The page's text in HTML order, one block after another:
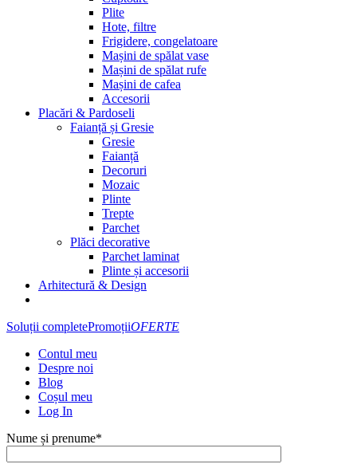
Plite
Hote, filtre
Frigidere, congelatoare
Mașini de spălat vase
Mașini de spălat rufe
Mașini de cafea
Accesorii
Placări & Pardoseli
Faianță și Gresie
Gresie
Faianță
Decoruri
Mozaic
Plinte
Trepte
Parchet
Plăci decorative
Parchet laminat
Plinte și accesorii
Arhitectură & Design
Soluții completePromoțiiOFERTE
Contul meu
Despre noi
Blog
Coșul meu
Log In
Nume și prenume*